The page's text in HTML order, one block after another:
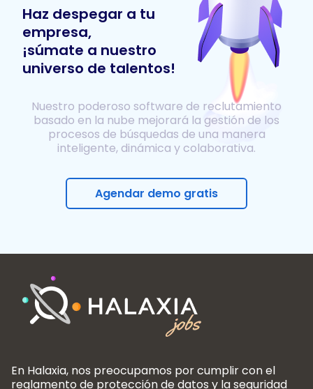
Haz despegar a tu
empresa,
¡súmate a nuestro
universo de talentos!
Nuestro poderoso software de reclutamiento
basado en la nube mejorará la gestión de los
procesos de búsquedas de una manera
inteligente, dinámica y colaborativa.
Agendar demo gratis
En Halaxia, nos preocupamos por cumplir con el
reglamento de protección de datos y la seguridad